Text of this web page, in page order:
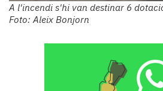
A l'incendi s'hi van destinar 6
Foto: Aleix Bonjorn